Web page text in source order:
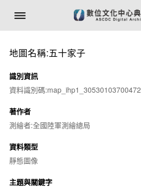
地圖名稱:五十家子
識別資訊
資料識別碼:map_ihp1_30530103700472
著作者
測繪者:全國陸軍測繪總局
資料類型
靜態圖像
主題與關鍵字